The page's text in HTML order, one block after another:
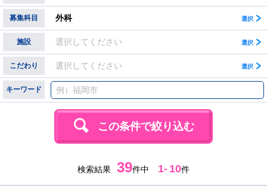
募集科目 外科
施設 選択してください
こだわり 選択してください
キーワード
この条件で絞り込む
検索結果 39件中 1- 10件